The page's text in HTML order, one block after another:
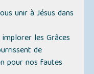
unir à Jésus dans
les Grâces
de
pour nos fautes